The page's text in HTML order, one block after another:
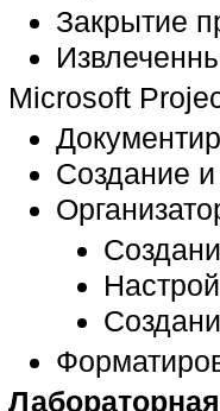
Закрытие
Microsoft
Создание